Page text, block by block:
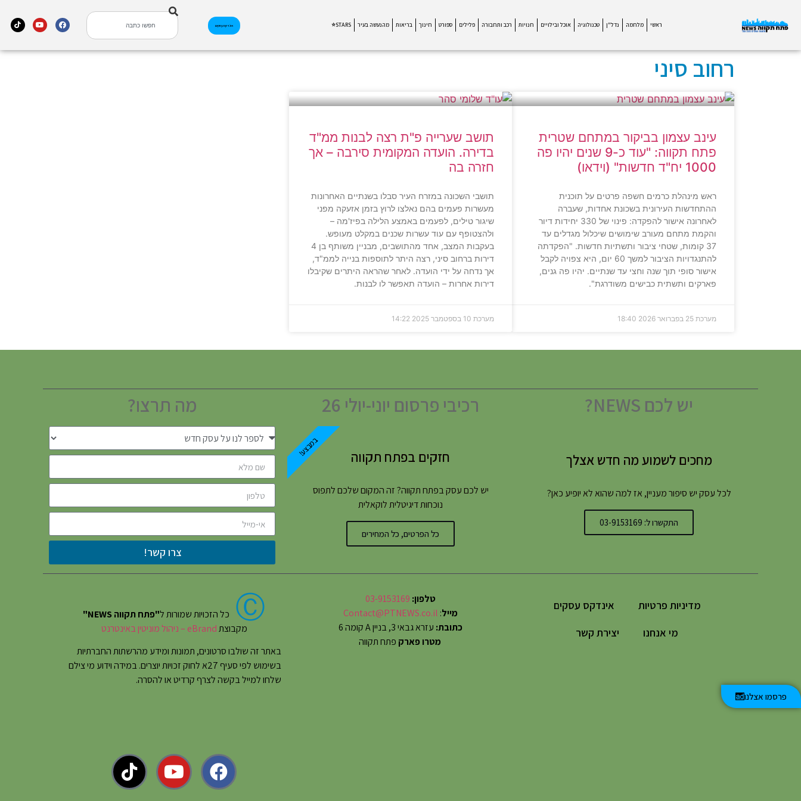
ראשי מלחמה נדל"ן טכנולוגיה אוכל ובילויים חנויות רכב ותחבורה פלילים ספורט חינוך בריאות מהנעשה בעיר STARS⭐ אינדקס עסקים
רחוב סיני
עינב עצמון בביקור במתחם שטרית
פתח תקווה: "עוד כ-9 שנים יהיו פה
1000 יח"ד חדשות" (וידאו)
ראש מינהלת כרמים חשפה פרטים על תוכנית
ההתחדשות העירונית בשכונת אחדות, שעברה
לאחרונה אישור להפקדה: פינוי של 330 יחידות דיור
והקמת מתחם מעורב שימושים שיכלול מגדלים עד
37 קומות, שטחי ציבור ותשתיות חדשות. "הפקדתה
להתנגדויות הציבור למשך 60 יום, היא צפויה לקבל
אישור סופי תוך שנה וחצי עד שנתיים. יהיו פה גנים,
פארקים ותשתית כבישים משודרגת".
מערכת 25 בפברואר 2026 18:40
תושב שערייה פ"ת רצה לבנות ממ"ד
בדירה. הועדה המקומית סירבה – אך
חזרה בה
תושבי השכונה במזרח העיר סבלו בשנתיים האחרונות
מעשרות פעמים בהם נאלצו לרוץ בזמן אזעקה מפני
שיגור טילים, לפעמים באמצע הלילה בפיז'מה –
ולהצטופף עם עוד עשרות שכנים במקלט מעופש.
בעקבות המצב, אחד מהתושבים, מבניין משותף בן 4
דירות ברחוב סיני, רצה היתר לתוספות בנייה לממ"ד,
אך נדחה על ידי הועדה. לאחר שהראה היתרים שקיבלו
דירות אחרות – הועדה תאפשר לו לבנות.
מערכת 10 בספטמבר 2025 14:22
פרסמו אצלנו
יש לכם NEWS?
מחכים לשמוע מה חדש אצלך
לכל עסק יש סיפור מעניין, אז למה שהוא לא יופיע כאן?
התקשרו ל: 03-9153169
רכיבי פרסום יוני-יולי 26
חזקים בפתח תקווה
יש לכם עסק בפתח תקווה? זה המקום שלכם לתפוס
נוכחות דיגיטלית לוקאלית
כל הפרטים, כל המחירים
במבצע!
מה תרצו?
צרו קשר!
מדיניות פרטיות
אינדקס עסקים
מי אנחנו
יצירת קשר
טלפון: 03-9153169
מייל:
Contact@PTNEWS.co.il
כתובת: עזרא גבאי 3, בניין A קומה 6
מטרו פארק פתח תקווה
Ⓒ כל הזכויות שמורות ל"פתח תקווה NEWS"
מקבוצתeBrand – ניהול מוניטין באינטרנט
באתר זה שולבו סרטונים, תמונות ומידע מהרשתות החברתיות
בשימוש לפי סעיף 27א לחוק זכויות יוצרים. במידה וידוע מי צילם
שלחו למייל בקשה לצרף קרדיט או להסרה.